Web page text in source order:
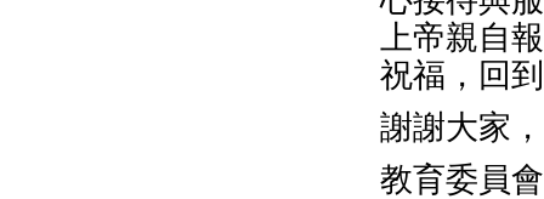
上帝親自
祝福，回
謝謝大家
教育委員會